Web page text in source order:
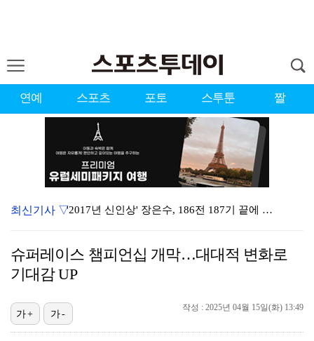
연예 스포츠 포토 스투툰 짤
'2017년 신인상' 장은수, 186전 187기 끝에 …
'이런 엿같은 사랑' 정해인, 츄리닝 비주얼도 완벽 "…
[ST포토] 장은수, 2026 KLPGA WINNER
최신기사 ▽
슈퍼레이스 챔피언십 개막…대대적 변화로
기대감 UP
작성 : 2025년 04월 15일(화) 13:49
가+ 가-